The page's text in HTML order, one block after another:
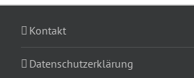
Kontakt
Datenschutzerklärung